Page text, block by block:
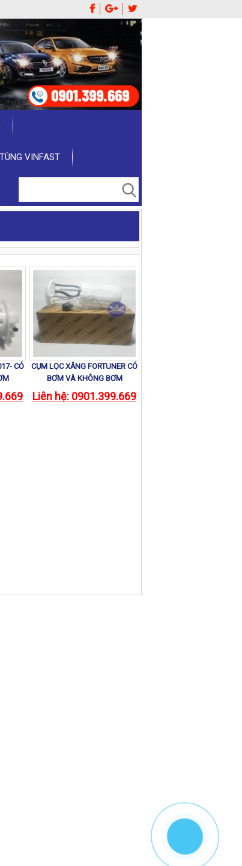
VINFAST
CÓ
CỤM LỌC XĂNG FORTUNER CÓ
BƠM VÀ KHÔNG BƠM
Liên hệ: 0901.399.669